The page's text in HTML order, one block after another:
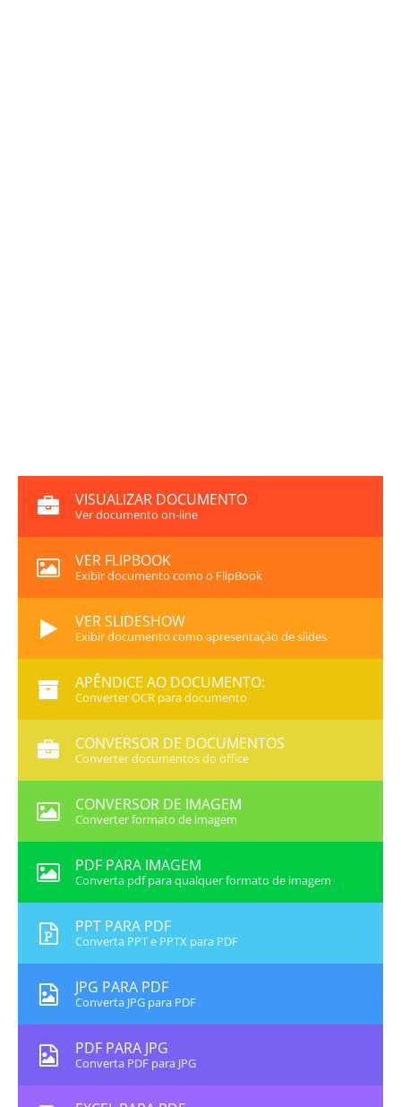
VISUALIZAR DOCUMENTO
Ver documento on-line
VER FLIPBOOK
Exibir documento como o FlipBook
VER SLIDESHOW
Exibir documento como apresentação de slides
APÊNDICE AO DOCUMENTO:
Converter OCR para documento
CONVERSOR DE DOCUMENTOS
Converter documentos do office
CONVERSOR DE IMAGEM
Converter formato de imagem
PDF PARA IMAGEM
Converta pdf para qualquer formato de imagem
PPT PARA PDF
Converta PPT e PPTX para PDF
JPG PARA PDF
Converta JPG para PDF
PDF PARA JPG
Converta PDF para JPG